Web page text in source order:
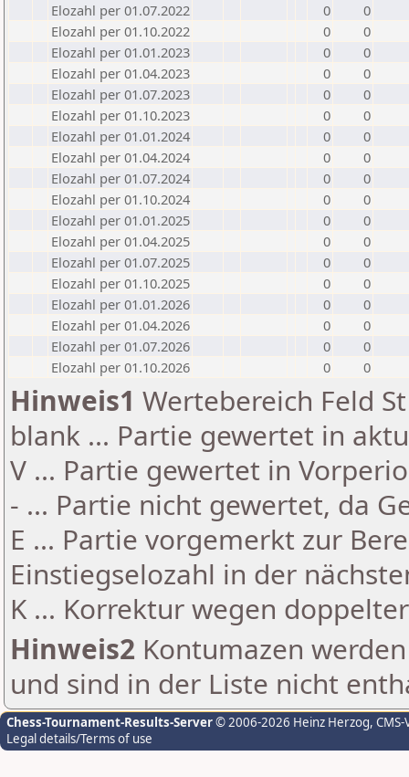
Elozahl per 01.07.2022
0
0
Elozahl per 01.10.2022
0
0
Elozahl per 01.01.2023
0
0
Elozahl per 01.04.2023
0
0
Elozahl per 01.07.2023
0
0
Elozahl per 01.10.2023
0
0
Elozahl per 01.01.2024
0
0
Elozahl per 01.04.2024
0
0
Elozahl per 01.07.2024
0
0
Elozahl per 01.10.2024
0
0
Elozahl per 01.01.2025
0
0
Elozahl per 01.04.2025
0
0
Elozahl per 01.07.2025
0
0
Elozahl per 01.10.2025
0
0
Elozahl per 01.01.2026
0
0
Elozahl per 01.04.2026
0
0
Elozahl per 01.07.2026
0
0
Elozahl per 01.10.2026
0 0
Hinweis1 Wertebereich Feld
blank ... Partie gewertet in
V ... Partie gewertet in
- ... Partie nicht gewertet, da
E ... Partie vorgemerkt zur
Einstiegselozahl in der
K ... Korrektur wegen
Hinweis2 Kontumazen
und sind in der Liste nicht
Chess-Tournament-Results-Server© 2006-2026 Heinz Herzog,
Legal details/Terms of use